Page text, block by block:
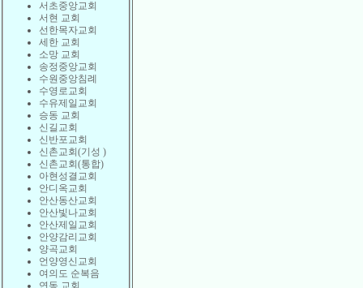
서초중앙교회
서현 교회
선한목자교회
세한 교회
소망 교회
송정중앙교회
수원중앙침례
수영로교회
수유제일교회
승동 교회
신길교회
신반포교회
신촌교회(기성 )
신촌교회(통합)
아현성결교회
안디옥교회
안산동산교회
안산빛나교회
안산제일교회
안양감리교회
양곡교회
언양영신교회
여의도 순복음
연동 교회